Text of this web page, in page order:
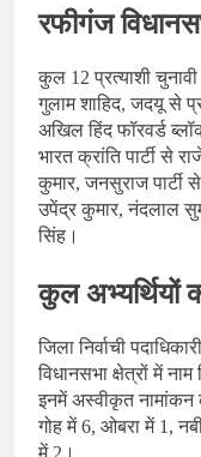
रफीगंज
कुल 12 प्रत्याशी
गुलाम शाहिद, जदयू से
अखिल हिंद फॉरवर्ड
भारत क्रांति पार्टी से
कुमार, जनसुराज पार्टी
उपेंद्र कुमार, नंदलाल
सिंह।
कुल अभ्यर्थियों
जिला निर्वाची
विधानसभा क्षेत्रों में
इनमें अस्वीकृत
गोह में 6, ओबरा में 1,
में 2।